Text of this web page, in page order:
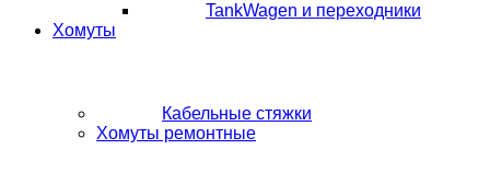
TankWagen и переходники
Хомуты
Кабельные стяжки
Хомуты ремонтные